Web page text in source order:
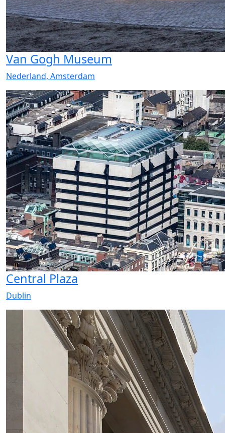
Van Gogh Museum
Nederland, Amsterdam
Central Plaza
Dublin